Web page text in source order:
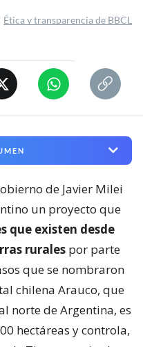
Ética y transparencia de BBCL
de Javier Milei
un proyecto que
que existen desde
rurales por parte
que se nombraron
chilena Arauco, que
norte de Argentina, es
hectáreas y controla,